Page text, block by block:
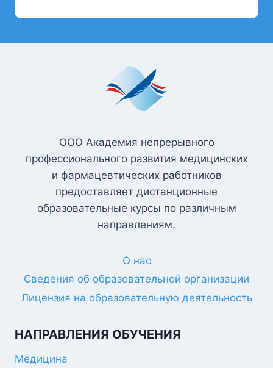
ООО Академия непрерывного
профессионального развития медицинских
и фармацевтических работников
предоставляет дистанционные
образовательные курсы по различным
направлениям.
О нас
Сведения об образовательной организации
Лицензия на образовательную деятельность
НАПРАВЛЕНИЯ ОБУЧЕНИЯ
Медицина